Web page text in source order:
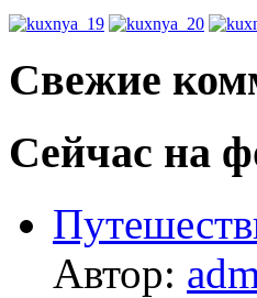
Свежие
Сейчас на
Автор: